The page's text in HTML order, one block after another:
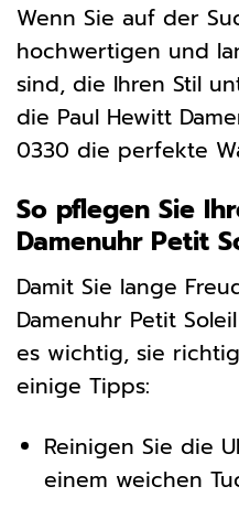
Wenn Sie auf der
hochwertigen und
sind, die Ihren Stil
die Paul Hewitt
0330 die perfekte
So pflegen Sie
Damenuhr Petit
Damit Sie lange
Damenuhr Petit
es wichtig, sie
einige Tipps:
Reinigen Sie die
einem weichen